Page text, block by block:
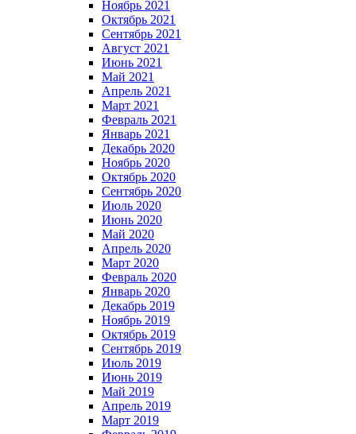
Ноябрь 2021
Октябрь 2021
Сентябрь 2021
Август 2021
Июнь 2021
Май 2021
Апрель 2021
Март 2021
Февраль 2021
Январь 2021
Декабрь 2020
Ноябрь 2020
Октябрь 2020
Сентябрь 2020
Июль 2020
Июнь 2020
Май 2020
Апрель 2020
Март 2020
Февраль 2020
Январь 2020
Декабрь 2019
Ноябрь 2019
Октябрь 2019
Сентябрь 2019
Июль 2019
Июнь 2019
Май 2019
Апрель 2019
Март 2019